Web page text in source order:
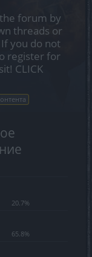
forum by
threads or
you do not
register for
CLICK
20.7%
65.8%